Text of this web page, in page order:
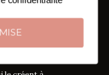
où chaque